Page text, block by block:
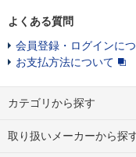
よくある質問
会員登録・ログインに
お支払方法について
カテゴリから探す
取り扱いメーカーから探